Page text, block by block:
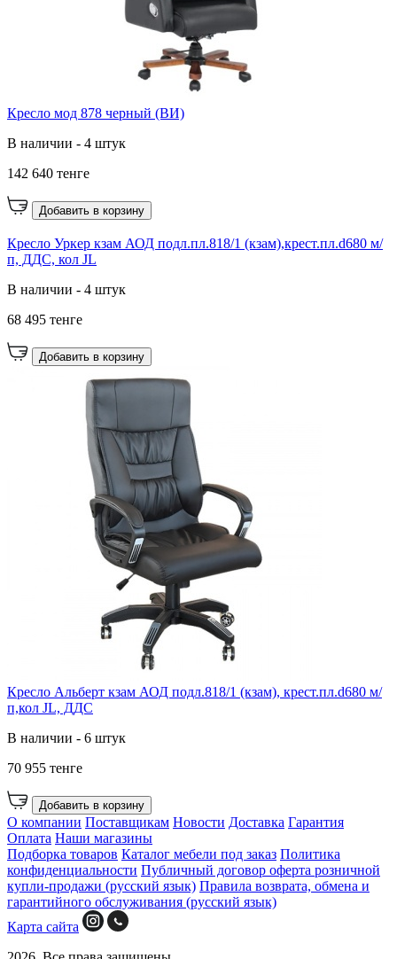
Кресло мод 878 черный (ВИ)
В наличии - 4 штук
142 640 тенге
Добавить в корзину
Кресло Уркер кзам АОД подл.пл.818/1 (кзам),крест.пл.d680 м/
п, ДДС, кол JL
В наличии - 4 штук
68 495 тенге
Добавить в корзину
Кресло Альберт кзам АОД подл.818/1 (кзам), крест.пл.d680 м/
п,кол JL, ДДС
В наличии - 6 штук
70 955 тенге
Добавить в корзину
О компании Поставщикам Новости Доставка Гарантия
Оплата Наши магазины
Подборка товаров Каталог мебели под заказ Политика
конфиденциальности Публичный договор оферта розничной
купли-продажи (русский язык) Правила возврата, обмена и
гарантийного обслуживания (русский язык)
Карта сайта